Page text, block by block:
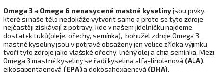
Omega 3a Omega 6 nenasycené mastné kyselinyjsou prvky,
které si naše tělo nedokáže vytvořit samo a proto se tyto zdroje
nejčastěji získávají z potravy, kde v našem jídelníčku najdeme
dostatek tuků(oleje, ořechy, semínka), bohužel zdroje Omega 3
mastné kyseliny jsou v potravě obsaženy jen velice zřídka výjimku
tvoří tyto zdroje jako vlašské ořechy, lněný olej a chia semínka. Mezi
Omega 3 mastné kyseliny se řadíkyselina alfa-linolenová (ALA),
eikosapentaenová (EPA)a dokosahexaenová (DHA).